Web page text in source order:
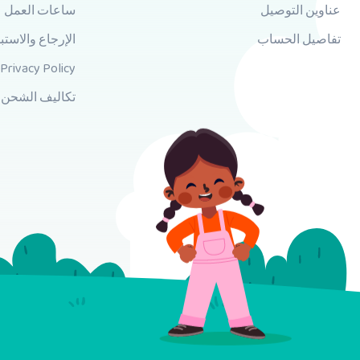
عناوين التوصيل
تفاصيل الحساب
ساعات العمل
الإرجاع
Privacy Policy
تكاليف الشحن